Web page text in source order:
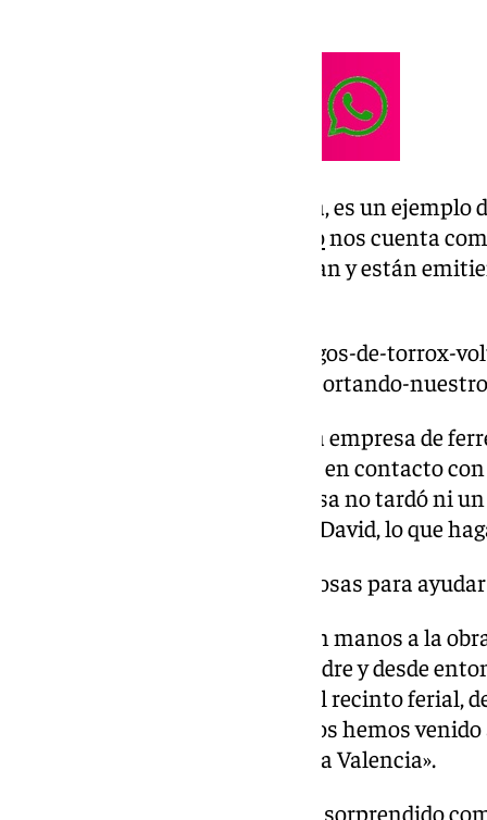
Iván Cruzado, junto a su familia, es un ejemplo
malagueñonos cuenta
medios de comunicación estaban y están
https://www.101tv.es/tres-amigos-de-torrox-
una-colecta-y-aqui-estamos-aportando-
«David, mi padre, trabaja en una empresa de
ocurriendo en Valencia, se puso en contacto
su idea y la situación. La empresa no tardó ni
la obra y respondió a mi padre: ‘David, lo que
«Llevamos un montón de cosas para
Iván nos cuenta que se pusieron manos a la
empresa en la que trabaja su padre y desde
«El viernes estuvimos aquí, en el recinto ferial,
diez de la noche y hoy sábado nos hemos
ahora, a las once saldremos para Valencia».
El joven malagueño son cuenta sorprendido